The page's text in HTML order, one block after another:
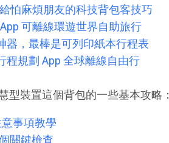
怕麻煩朋友的科技背包客技巧
可離線環遊世界自助旅行
器，最棒是可列印紙本行程表
程規劃 App 全球離線自由行
型裝置這個背包的一些基本攻略：
事項教學
關鍵檢查